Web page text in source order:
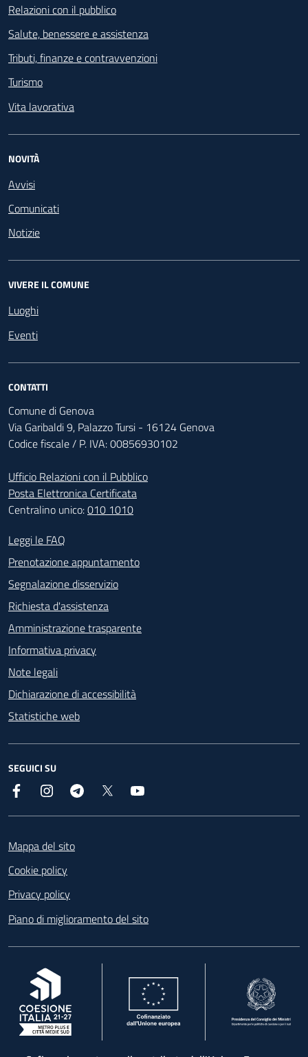
Relazioni con il pubblico
Salute, benessere e assistenza
Tributi, finanze e contravvenzioni
Turismo
Vita lavorativa
NOVITÀ
Avvisi
Comunicati
Notizie
VIVERE IL COMUNE
Luoghi
Eventi
CONTATTI
Comune di Genova
Via Garibaldi 9, Palazzo Tursi - 16124 Genova
Codice fiscale / P. IVA: 00856930102
Ufficio Relazioni con il Pubblico
Posta Elettronica Certificata
Centralino unico:010 1010
Footer - Contatti
Leggi le FAQ
Prenotazione appuntamento
Segnalazione disservizio
Richiesta d'assistenza
Amministrazione trasparente
Informativa privacy
Note legali
Dichiarazione di accessibilità
Statistiche web
SEGUICI SU
Facebook InstagramTelegram
Mappa del sito
Cookie policy
Privacy policy
Piano di miglioramento del sito
, apre in una nuova scheda